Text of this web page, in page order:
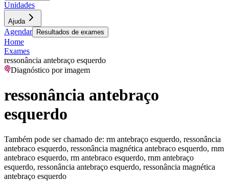
Unidades
Ajuda
Agendar Resultados de exames
Home
Exames
ressonância antebraço esquerdo
Diagnóstico por imagem
ressonância antebraço
esquerdo
Também pode ser chamado de: rm antebraço esquerdo, ressonância
antebraco esquerdo, ressonância magnética antebraco esquerdo, rnm
antebraco esquerdo, rm antebraco esquerdo, rnm antebraço
esquerdo, ressonância antebraço esquerdo, ressonância magnética
antebraço esquerdo